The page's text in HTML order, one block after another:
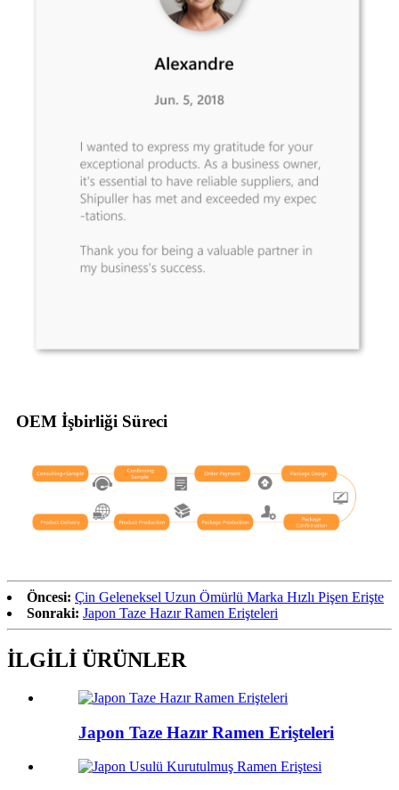
OEM İşbirliği Süreci
Öncesi: Çin Geleneksel Uzun Ömürlü Marka Hızlı Pişen Erişte
Sonraki: Japon Taze Hazır Ramen Erişteleri
İLGİLİ ÜRÜNLER
Japon Taze Hazır Ramen Erişteleri